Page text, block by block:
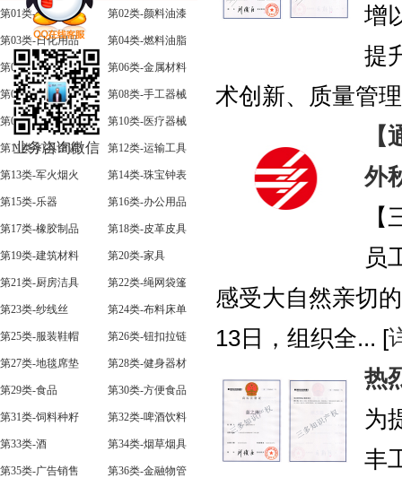
第01类-化学原料 第02类-颜料油漆
第03类-日化用品 第04类-燃料油脂
第05类-医药 第06类-金属材料
第07类-机械设备 第08类-手工器械
第09类-科学仪器 第10类-医疗器械
第11类-灯具空调 第12类-运输工具
第13类-军火烟火 第14类-珠宝钟表
第15类-乐器 第16类-办公用品
第17类-橡胶制品 第18类-皮革皮具
第19类-建筑材料 第20类-家具
第21类-厨房洁具 第22类-绳网袋篷
第23类-纱线丝 第24类-布料床单
第25类-服装鞋帽 第26类-钮扣拉链
第27类-地毯席垫 第28类-健身器材
第29类-食品 第30类-方便食品
第31类-饲料种籽 第32类-啤酒饮料
第33类-酒 第34类-烟草烟具
第35类-广告销售 第36类-金融物管
增
提
术创新、质量管
外
员
感受大自然亲切
13日，组织全... [
热
为
丰
业务咨询微信